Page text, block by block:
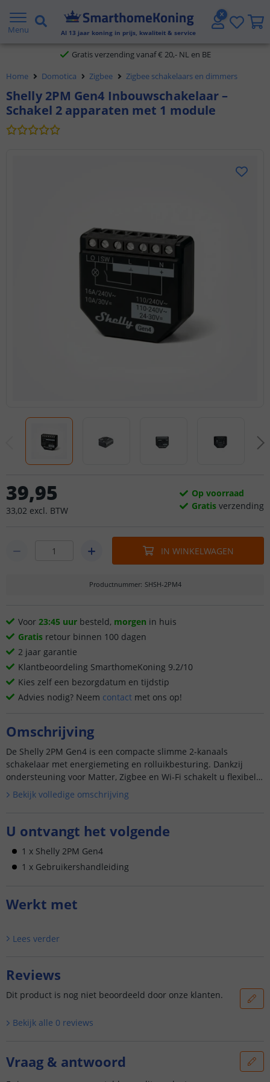
Menu Al 13 jaar koning in prijs, kwaliteit & service
2 jaar garantie
Gratis verzending vanaf € 20,- NL en BE
Klantbeoordeling 9.1
Voor 23:45 uur besteld,morgen in huis
Home Domotica Zigbee Zigbee schakelaars en dimmers
Shelly 2PM Gen4 Inbouwschakelaar –
Schakel 2 apparaten met 1 module
39,95
33,02 excl. BTW
Op voorraad
Gratis verzending
IN WINKELWAGEN
Productnummer: SHSH-2PM4
Voor 23:45 uur besteld, morgen in huis
Gratis retour binnen 100 dagen
2 jaar garantie
Klantbeoordeling SmarthomeKoning 9.2/10
Kies zelf een bezorgdatum en tijdstip
Advies nodig? Neem contact met ons op!
Omschrijving
De Shelly 2PM Gen4 is een compacte slimme 2-kanaals
schakelaar met energiemeting en rolluikbesturing. Dankzij
ondersteuning voor Matter, Zigbee en Wi-Fi schakelt u flexibel
tussen platformen, zonder opnieuw te bekabelen. U bestuurt
twee ...
Bekijk volledige omschrijving
U ontvangt het volgende
1 x Shelly 2PM Gen4
1 x Gebruikershandleiding
Werkt met
Lees verder
Reviews
Dit product is nog niet beoordeeld door onze klanten.
Bekijk alle 0 reviews
Vraag & antwoord